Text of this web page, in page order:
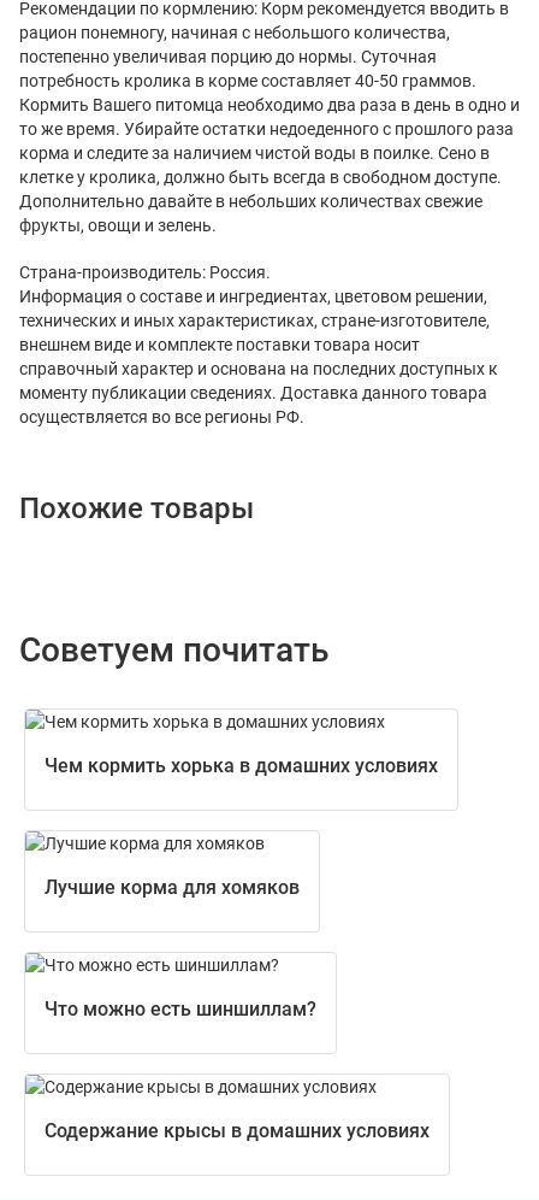
Рекомендации по кормлению: Корм рекомендуется вводить в
рацион понемногу, начиная с небольшого количества,
постепенно увеличивая порцию до нормы. Суточная
потребность кролика в корме составляет 40-50 граммов.
Кормить Вашего питомца необходимо два раза в день в одно и
то же время. Убирайте остатки недоеденного с прошлого раза
корма и следите за наличием чистой воды в поилке. Сено в
клетке у кролика, должно быть всегда в свободном доступе.
Дополнительно давайте в небольших количествах свежие
фрукты, овощи и зелень.
Страна-производитель: Россия.
Информация о составе и ингредиентах, цветовом решении,
технических и иных характеристиках, стране-изготовителе,
внешнем виде и комплекте поставки товара носит
справочный характер и основана на последних доступных к
моменту публикации сведениях. Доставка данного товара
осуществляется во все регионы РФ.
Похожие товары
Советуем почитать
Чем кормить хорька в домашних условиях
Лучшие корма для хомяков
Что можно есть шиншиллам?
Содержание крысы в домашних условиях